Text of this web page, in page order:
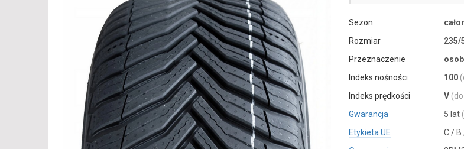
Sezon
Rozmiar
235/
Przeznaczenie
Indeks nośności
100
Indeks prędkości
V
Gwarancja
5 lat
Etykieta UE
C / B